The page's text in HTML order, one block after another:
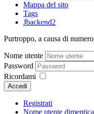
Mappa del sito
Tags
Jbackend2
Purtroppo, a causa di
Nome utente
Password
Ricordami
Accedi
Registrati
Nome utente